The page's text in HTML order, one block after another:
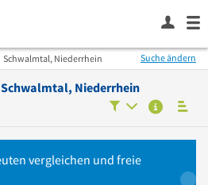
Schwalmtal, Niederrhein
Schwalmtal, Niederrhein
Suche ändern
vergleichen und freie